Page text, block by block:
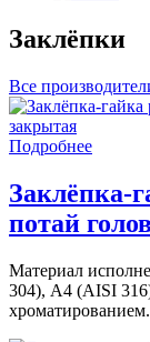
Заклёпки
Все
Подробнее
Заклёпка-
потай
Материал
304), А4 (AISI
хроматированием.